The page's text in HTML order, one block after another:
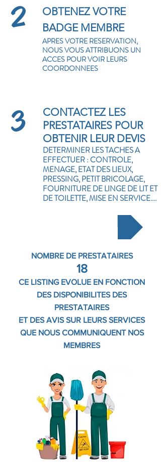
2
OBTENEZ VOTRE
BADGE MEMBRE
APRES VOTRE RESERVATION,
NOUS VOUS ATTRIBUONS UN
ACCES POUR VOIR LEURS
COORDONNEES
3
CONTACTEZ LES
PRESTATAIRES POUR
OBTENIR LEUR DEVIS
DETERMINER LES TACHES A
EFFECTUER : CONTROLE,
MENAGE, ETAT DES LIEUX,
PRESSING, PETIT BRICOLAGE,
FOURNITURE DE LINGE DE LIT ET
DE TOILETTE, MISE EN SERVICE....
NOMBRE DE PRESTATAIRES
18
CE LISTING EVOLUE EN FONCTION
DES DISPONIBILITES DES
PRESTATAIRES
ET DES AVIS SUR LEURS SERVICES
QUE NOUS COMMUNIQUENT NOS
MEMBRES